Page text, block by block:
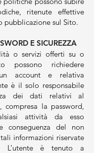
ritenute effettive
pubblicazione sul Sito.
E SICUREZZA
o servizi offerti su o
possono richiedere
account e relativa
è il solo responsabile
dei dati relativi al
compresa la password,
attività da esso
conseguenza del non
informazioni riservate
L’utente è tenuto a